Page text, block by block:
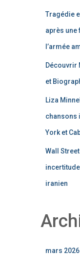
Tragédie
après une
l’armée
Découvrir
et
Liza
chansons
York et
Wall
iranien
mars 2026